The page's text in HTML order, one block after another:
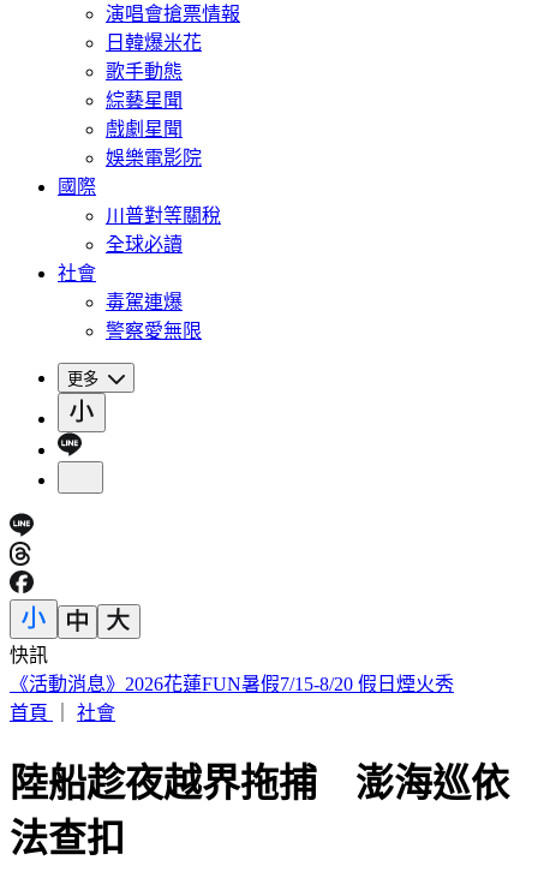
演唱會搶票情報
日韓爆米花
歌手動態
綜藝星聞
戲劇星聞
娛樂電影院
國際
川普對等關稅
全球必讀
社會
毒駕連爆
警察愛無限
更多
快訊
晚起南部雨勢接力！專家曝「雨炸北台灣關鍵」 估這時起緩
和
陸船趁夜越界拖捕 澎海巡依
法查扣